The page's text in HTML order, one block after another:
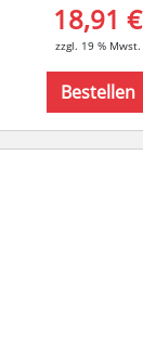
18,91 €
zzgl. 19 % Mwst.
Bestellen